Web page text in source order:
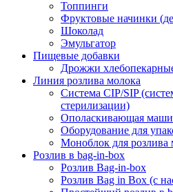
Топпинги
Фруктовые начинки
Шоколад
Эмульгатор
Пищевые добавки
Дрожжи
Линия розлива молока
Система CIP/SIP
стерилизации)
Ополаскивающая
Оборудование для
Моноблок для розлива
Розлив в bag-in-box
Розлив Bag-in-box
Розлив Bag in Box (с